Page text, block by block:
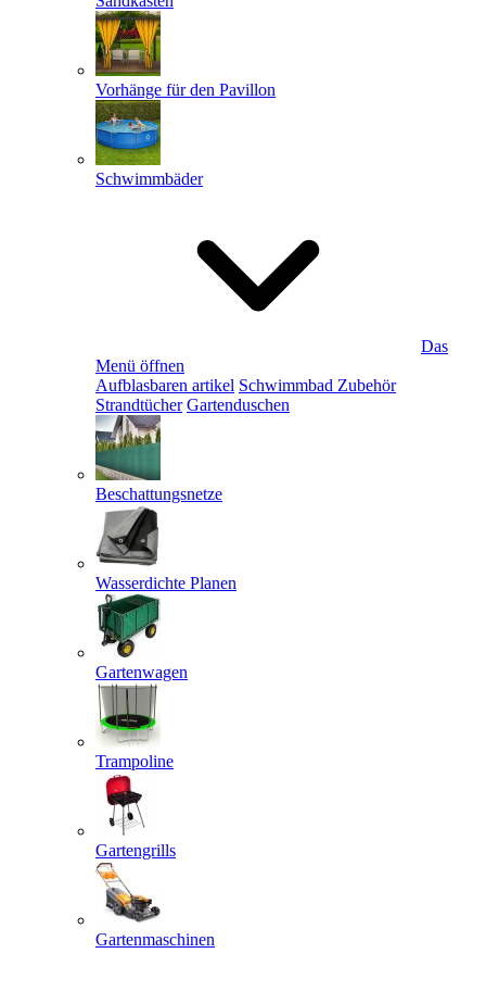
Vorhänge für den Pavillon
Schwimmbäder
Das
Menü öffnen
Aufblasbaren artikel Schwimmbad Zubehör
Strandtücher Gartenduschen
Beschattungsnetze
Wasserdichte Planen
Gartenwagen
Trampoline
Gartengrills
Gartenmaschinen